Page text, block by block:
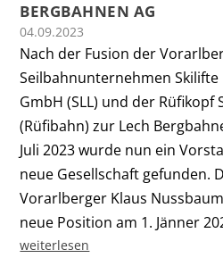
BERGBAHNEN AG
04.09.2023
Nach der Fusion der
Seilbahnunternehmen Skilifte
GmbH (SLL) und der Rüfikopf
(Rüfibahn) zur Lech
Juli 2023 wurde nun ein
neue Gesellschaft gefunden.
Vorarlberger Klaus
neue Position am 1. Jänner
weiterlesen